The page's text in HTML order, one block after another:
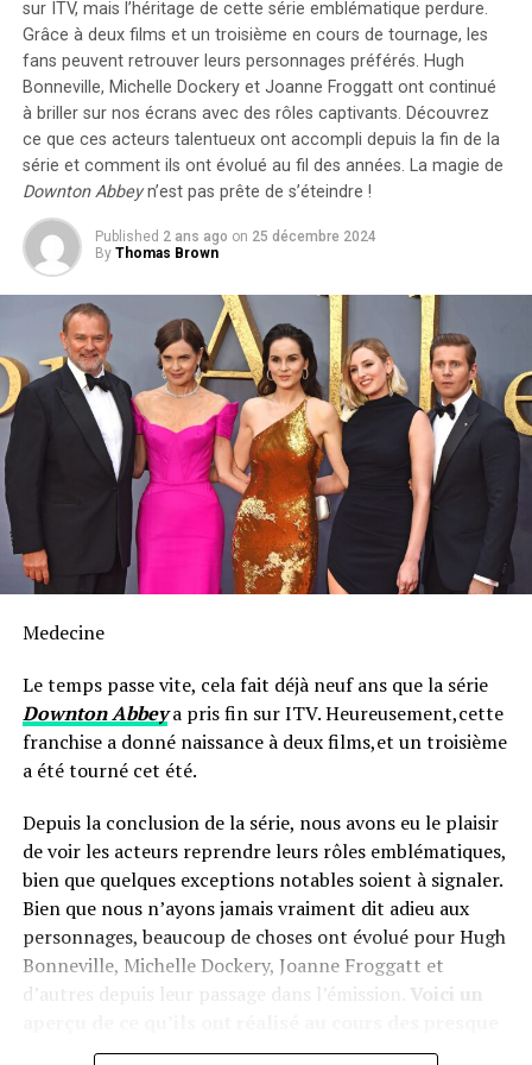
période⁤ froide. Azery‌ Sharrons, un homme âgé ​de 70 ans⁤
vivant dans une zone d’accueil du refuge,⁢ a exprimé ⁤sa
gratitude pour le repas copieux qui rappelait les
traditions ⁤festives.
Activités⁢ post-Noël au⁢ refuge
Le lendemain du jour de Noël, le refuge prévoit
d’accueillir un groupe de chanteurs qui viendront
égayer l’après-midi avec des chants traditionnels. Des
dons ⁤tels que vêtements chauds et produits d’hygiène
seront​ également⁣ distribués aux​ visiteurs.
Besoins matériels essentiels
Les dons comme tasses,‌ assiettes et⁤ couverts sont
cruciaux pour​ la cuisine communautaire. De plus, ⁢les
couvertures ‍et oreillers sont très appréciés par ceux qui
séjournent au refuge.
Élargissement des festivités
En parallèle à ces activités sur leur site principal rue
rendue dans cinq ⁤résidences⁣ offrant un logement
soutenu afin d’y servir également ⁣le dîner traditionnel
‌ainsi ‍que distribuer‍ des cadeaux.
Préparatifs​ minutieux en cuisine ​
Peter ⁣Gareau,⁤ responsable du service alimentaire au
refuge, a expliqué qu’une préparation intensive ⁤est
nécessaire avant Noël.Bien ‌qu’il ait initialement craint
ne pas avoir assez de dindes à cause du nombre élevé
attendu, il a été soulagé ‍par la générosité locale qui ⁢lui a
⁢permis d’obtenir suffisamment pour⁢ nourrir tous les
sur ITV, mais l’héritage de cette série emblématique perdure.
Grâce à deux films et un troisième en cours de tournage, les
fans peuvent retrouver leurs personnages préférés. Hugh
Bonneville, Michelle Dockery et Joanne Froggattont continué
à briller sur nos écrans avec des rôles captivants. Découvrez
ce que ces acteurs talentueux ont accompli depuis la fin de la
série et comment ils ont évolué au fil des années. La magie de
Downton Abbeyn’est pas prête de s’éteindre !
Published 2 ans ago on 25 décembre 2024
By Thomas Brown
Medecine
Le temps passe vite, cela fait déjà neuf ans que la série
Downton Abbeya pris fin sur ITV. Heureusement,cette
franchise a donné naissance à deux films,et un troisième
a été tourné cet été.
Depuis la conclusion de la série, nous avons eu le plaisir
de voir les acteurs reprendre leurs rôles emblématiques,
bien que quelques exceptions notables soient à signaler.
Bien que nous n’ayons jamais vraiment dit adieu aux
personnages, beaucoup de choses ont évolué pour Hugh
Bonneville, Michelle Dockery, Joanne Froggatt et
d’autres depuis leur passage dans l’émission. Voici un
dix dernières années…